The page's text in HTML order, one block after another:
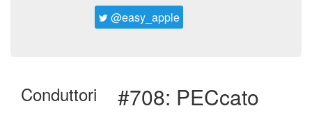
@easy_apple
Conduttori #708: PECcato